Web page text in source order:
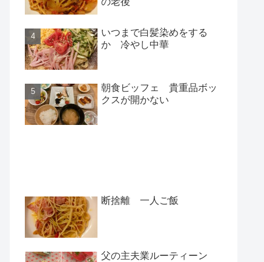
いつまで白髪染めをする
か 冷やし中華
朝食ビッフェ 貴重品ボッ
クスが開かない
断捨離 一人ご飯
父の主夫業ルーティーン